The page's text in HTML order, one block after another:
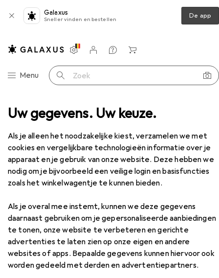
Uw gegevens. Uw keuze.
Als je alleen het noodzakelijke kiest, verzamelen we met
cookies en vergelijkbare technologieën informatie over je
apparaat en je gebruik van onze website. Deze hebben we
nodig om je bijvoorbeeld een veilige login en basisfuncties
zoals het winkelwagentje te kunnen bieden.
Als je overal mee instemt, kunnen we deze gegevens
daarnaast gebruiken om je gepersonaliseerde aanbiedingen
te tonen, onze website te verbeteren en gerichte
advertenties te laten zien op onze eigen en andere
websites of apps. Bepaalde gegevens kunnen hiervoor ook
worden gedeeld met derden en advertentiepartners.
Galaxus
Sneller vinden en bestellen De app
Categorie navigatie
Menu Zoek op
Instellingen
Klantenaccount
Produktvergelijking
Verlanglijstje
Winkelmandje
Sex Toys Anaal speelgoed All Black G-Pointer
EUR
19,23
All BlackG-Pointer
Accessoires voor All Black G-
Pointer
Vind passende accessoires voor de All Black G-Pointer uit
de categorieën Smeermiddelen en Anale douche.